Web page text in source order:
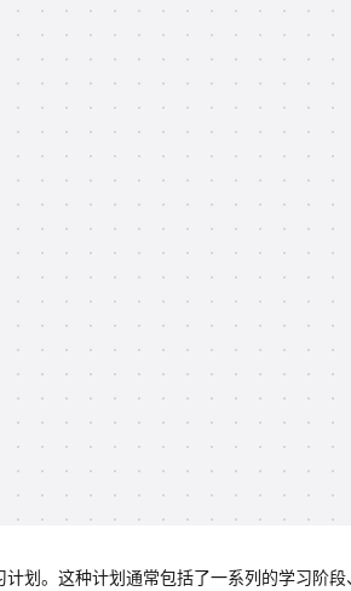
划。这种计划通常包括了一系列的学习阶段